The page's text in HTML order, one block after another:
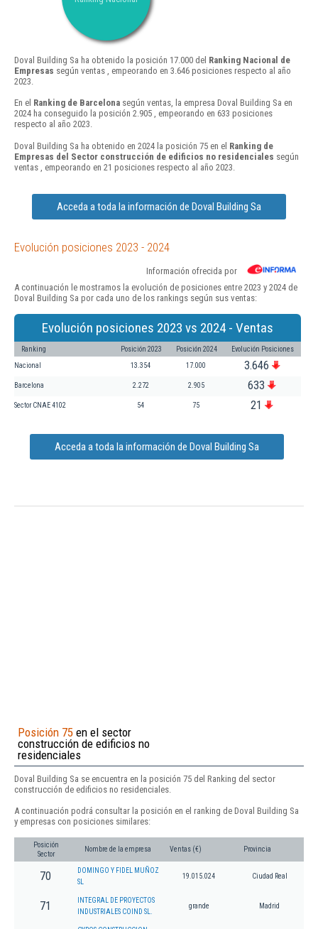
Doval Building Sa ha obtenido la posición 17.000 del Ranking Nacional de
Empresas según ventas , empeorando en 3.646 posiciones respecto al año
2023.
En el Ranking de Barcelona según ventas, la empresa Doval Building Sa en
2024 ha conseguido la posición 2.905 , empeorando en 633 posiciones
respecto al año 2023.
Doval Building Sa ha obtenido en 2024 la posición 75 en el Ranking de
Empresas del Sector construcción de edificios no residenciales según
ventas , empeorando en 21 posiciones respecto al año 2023.
Acceda a toda la información de Doval Building Sa
Evolución posiciones 2023 - 2024
Información ofrecida por
A continuación le mostramos la evolución de posiciones entre 2023 y 2024 de
Doval Building Sa por cada uno de los rankings según sus ventas:
Evolución posiciones 2023 vs 2024 - Ventas
Ranking Posición 2023 Posición 2024 Evolución Posiciones
Nacional 13.354 17.000 3.646
Barcelona 2.272 2.905 633
Sector CNAE 4102 54 75 21
Acceda a toda la información de Doval Building Sa
Posición 75 en el sector
construcción de edificios no
residenciales
Doval Building Sa se encuentra en la posición 75 del Ranking del sector
construcción de edificios no residenciales.
A continuación podrá consultar la posición en el ranking de Doval Building Sa
y empresas con posiciones similares:
Posición
Sector
Nombre de la empresa Ventas (€) Provincia
70
DOMINGO Y FIDEL MUÑOZ
SL
19.015.024 Ciudad Real
71
INTEGRAL DE PROYECTOS
INDUSTRIALES COIND SL.
grande Madrid